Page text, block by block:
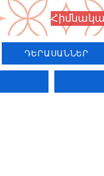
ԴԵՐԱՍԱՆՆԵՐ